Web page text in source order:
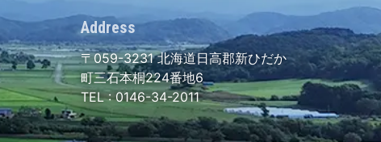
Address
〒059-3231北海道日高郡新ひだか
町三石本桐224番地6
TEL :0146-34-2011